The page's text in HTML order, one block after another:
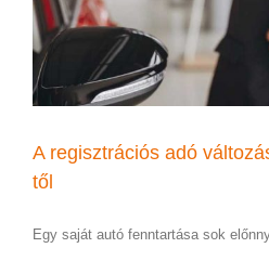
A regisztrációs adó
től
Egy saját autó fenntartása sok